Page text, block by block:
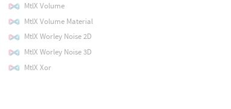
MtlX Volume
MtlX Volume Material
MtlX Worley Noise 2D
MtlX Worley Noise 3D
MtlX Xor